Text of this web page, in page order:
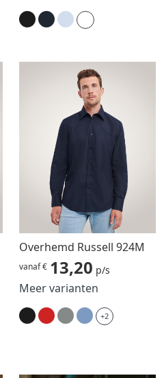
Overhemd Russell 924M
vanaf € 13,20 p/s
Meer varianten
+2